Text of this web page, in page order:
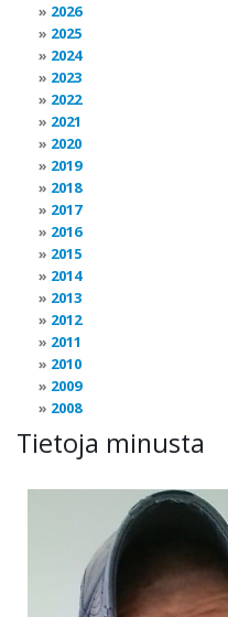
2026
2025
2024
2023
2022
2021
2020
2019
2018
2017
2016
2015
2014
2013
2012
2011
2010
2009
2008
Tietoja minusta